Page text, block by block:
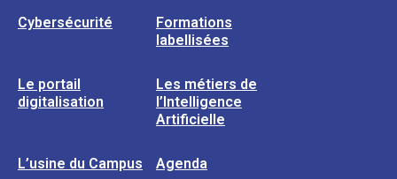
Cybersécurité
Formations
labellisées
Le portail
digitalisation
Les métiers de
l’Intelligence
Artificielle
L’usine du Campus Agenda